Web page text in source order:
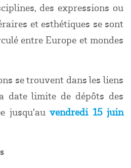
des expressions ou
et esthétiques se sont
entre Europe et mondes
se trouvent dans les liens
date limite de dépôts des
jusqu'au vendredi 15 juin